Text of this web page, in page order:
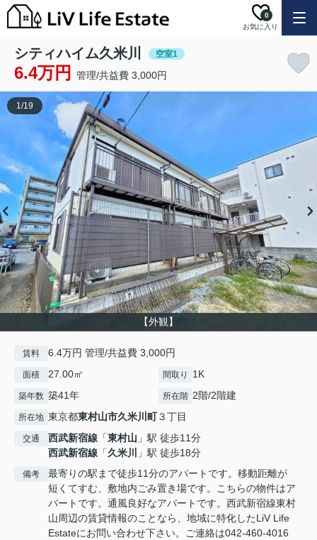
お気に入り
0
シティハイム久米川 空室1
6.4万円 管理/共益費 3,000円
【外観】
1/19
賃料 6.4万円 管理/共益費 3,000円
面積 27.00㎡ 間取り 1K
築年数 築41年 所在階 2階/2階建
所在地 東京都東村山市久米川町３丁目
交通 西武新宿線 「東村山 」駅 徒歩11分
西武新宿線 「久米川 」駅 徒歩18分
備考
最寄りの駅まで徒歩11分のアパートです。移動距離が
短くてすむ、敷地内ごみ置き場です。こちらの物件はア
パートです。通風良好なアパートです。西武新宿線東村
山周辺の賃貸情報のことなら、地域に特化したLiV Life
Estateにお問い合わせ下さい。ご連絡は042-460-4016